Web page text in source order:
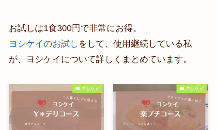
お試しは1食300円で非常にお得。
ヨシケイのお試し をして、使用継続している私
が、ヨシケイについて詳しくまとめています。
ヨシケイ ヨシケイ